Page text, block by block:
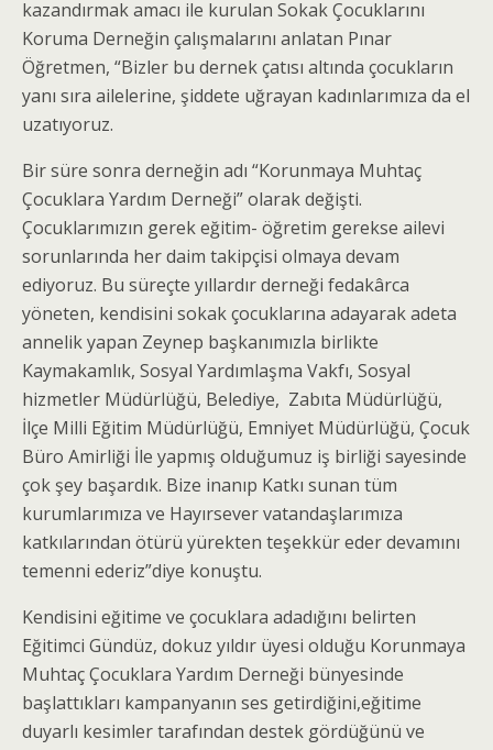
kazandırmak amacı ile kurulan Sokak Çocuklarını
Koruma Derneğin çalışmalarını anlatan Pınar
Öğretmen, “Bizler bu dernek çatısı altında çocukların
yanı sıra ailelerine, şiddete uğrayan kadınlarımıza da el
uzatıyoruz.
Bir süre sonra derneğin adı “Korunmaya Muhtaç
Çocuklara Yardım Derneği” olarak değişti.
Çocuklarımızın gerek eğitim- öğretim gerekse ailevi
sorunlarında her daim takipçisi olmaya devam
ediyoruz. Bu süreçte yıllardır derneği fedakârca
yöneten, kendisini sokak çocuklarına adayarak adeta
annelik yapan Zeynep başkanımızla birlikte
Kaymakamlık, Sosyal Yardımlaşma Vakfı, Sosyal
hizmetler Müdürlüğü, Belediye, Zabıta Müdürlüğü,
İlçe Milli Eğitim Müdürlüğü, Emniyet Müdürlüğü, Çocuk
Büro Amirliği İle yapmış olduğumuz iş birliği sayesinde
çok şey başardık. Bize inanıp Katkı sunan tüm
kurumlarımıza ve Hayırsever vatandaşlarımıza
katkılarından ötürü yürekten teşekkür eder devamını
temenni ederiz”diye konuştu.
Kendisini eğitime ve çocuklara adadığını belirten
Eğitimci Gündüz, dokuz yıldır üyesi olduğu Korunmaya
Muhtaç Çocuklara Yardım Derneği bünyesinde
başlattıkları kampanyanın ses getirdiğini,eğitime
duyarlı kesimler tarafından destek gördüğünü ve